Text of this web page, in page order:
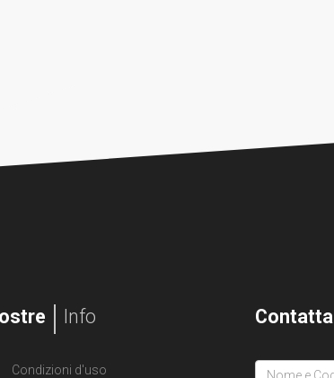
Info
Condizioni d'uso
Contatta